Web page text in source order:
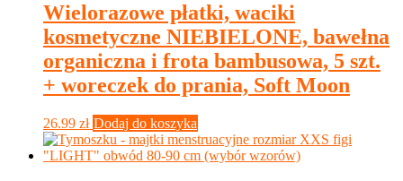
Wielorazowe płatki, waciki
kosmetyczne NIEBIELONE, bawełna
organiczna i frota bambusowa, 5 szt.
+ woreczek do prania, Soft Moon
26.99 zł Dodaj do koszyka